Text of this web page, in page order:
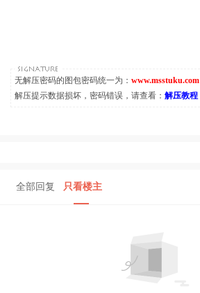
无解压密码的图包密码统一为： www.msstuku.com
解压提示数据损坏，密码错误，请查看： 解压教程
全部回复 只看楼主